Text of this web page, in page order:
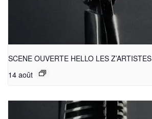
SCENE OUVERTE HELLO LES Z’ARTISTES
14 août